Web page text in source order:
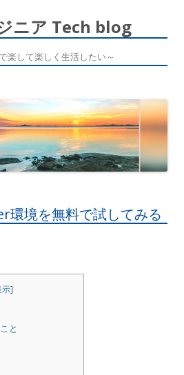
ニア Tech blog
楽して楽しく生活したい～
ン
テ
ン
ツ
へ
ス
キ
ッ
プ
環境を無料で試してみる
示]
と